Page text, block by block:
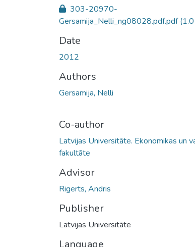
303-20970-
Gersamija_Nelli_ng08028.pdf.pdf
Date
2012
Authors
Gersamija, Nelli
Co-author
Latvijas Universitāte. Ekonomikas un
fakultāte
Advisor
Rigerts, Andris
Publisher
Latvijas Universitāte
Language